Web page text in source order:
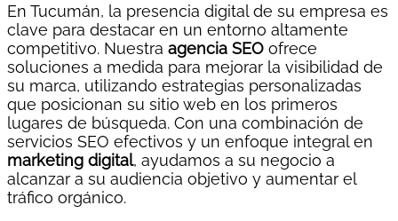
En Tucumán, la presencia digital de su empresa es
clave para destacar en un entorno altamente
competitivo. Nuestra agencia SEO ofrece
soluciones a medida para mejorar la visibilidad de
su marca, utilizando estrategias personalizadas
que posicionan su sitio web en los primeros
lugares de búsqueda. Con una combinación de
servicios SEO efectivos y un enfoque integral en
marketing digital, ayudamos a su negocio a
alcanzar a su audiencia objetivo y aumentar el
tráfico orgánico.